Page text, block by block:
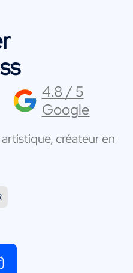
4.8 / 5
Google
créateur en